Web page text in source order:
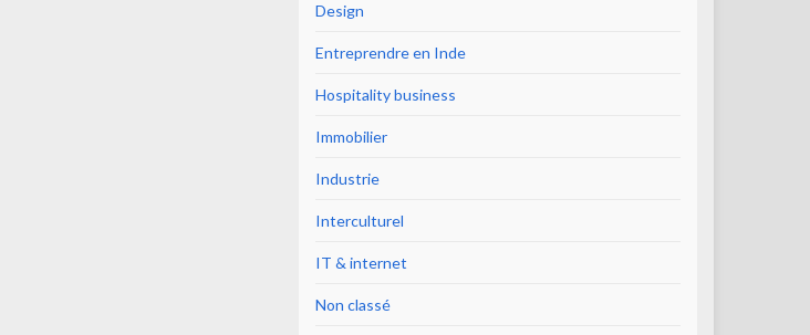
Design
Entreprendre en Inde
Hospitality business
Immobilier
Industrie
Interculturel
IT & internet
Non classé